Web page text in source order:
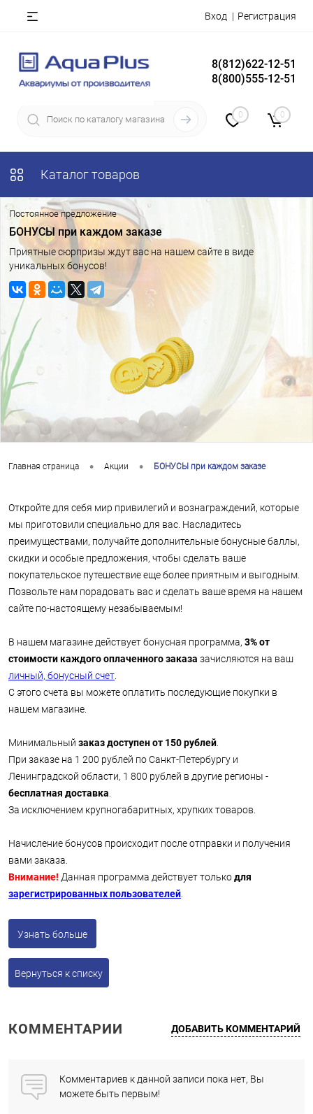
Вход Регистрация
8(812)622-12-51
8(800)555-12-51
0 0
Каталог товаров
Постоянное предложение
БОНУСЫ при каждом заказе
Приятные сюрпризы ждут вас на нашем сайте в виде
уникальных бонусов!
Главная страница • Акции • БОНУСЫ при каждом заказе
Откройте для себя мир привилегий и вознаграждений, которые
мы приготовили специально для вас. Насладитесь
преимуществами, получайте дополнительные бонусные баллы,
скидки и особые предложения, чтобы сделать ваше
покупательское путешествие еще более приятным и выгодным.
Позвольте нам порадовать вас и сделать ваше время на нашем
сайте по-настоящему незабываемым!
В нашем магазине действует бонусная программа, 3% от
стоимости каждого оплаченного заказа зачисляются на ваш
личный, бонусный счет
С этого счета вы можете оплатить последующие покупки в
нашем магазине.
Минимальный заказ доступен от 150 рублей
При заказе на 1 200 рублей по Санкт-Петербургу и
Ленинградской области, 1 800 рублей в другие регионы -
бесплатная доставка
За исключением крупногабаритных, хрупких товаров.
Начисление бонусов происходит после отправки и получения
вами заказа.
Внимание! Данная программа действует толькодля
зарегистрированных пользователей
Узнать больше
Вернуться к списку
КОММЕНТАРИИ ДОБАВИТЬ КОММЕНТАРИЙ
Комментариев к данной записи пока нет, Вы
можете быть первым!